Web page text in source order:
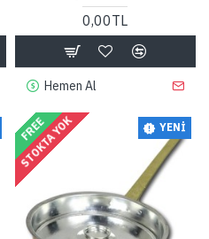
0,00TL
Hemen Al
YENI
FREE
STOKTA YOK